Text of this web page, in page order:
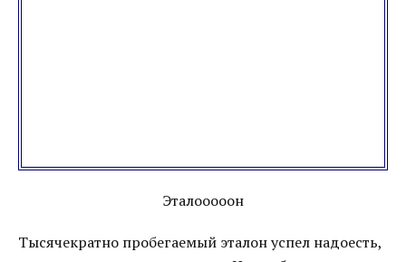
Эталооооон
Тысячекратно пробегаемый эталон успел надоесть,